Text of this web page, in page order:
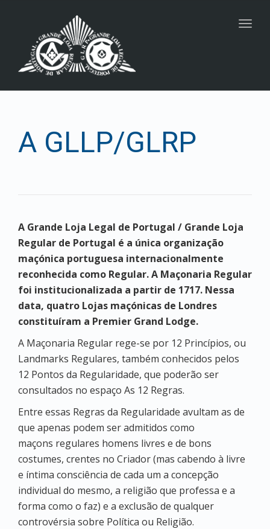
A GLLP/GLRP
A Grande Loja Legal de Portugal / Grande Loja
Regular de Portugal é a única organização
maçónica portuguesa internacionalmente
reconhecida como Regular. A Maçonaria Regular
foi institucionalizada a partir de 1717. Nessa
data, quatro Lojas maçónicas de Londres
constituíram a Premier Grand Lodge.
A Maçonaria Regular rege-se por 12 Princípios, ou
Landmarks Regulares, também conhecidos pelos
12 Pontos da Regularidade, que poderão ser
consultados no espaço As 12 Regras.
Entre essas Regras da Regularidade avultam as de
que apenas podem ser admitidos como
maçons regulares homens livres e de bons
costumes, crentes no Criador (mas cabendo à livre
e íntima consciência de cada um a concepção
individual do mesmo, a religião que professa e a
forma como o faz) e a exclusão de qualquer
controvérsia sobre Política ou Religião.